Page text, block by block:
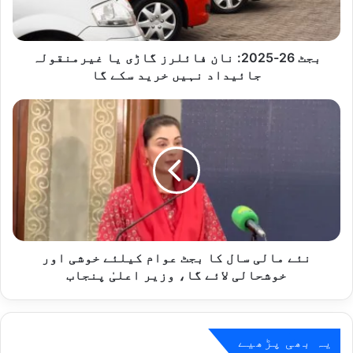
2
0
2
ا
گ
بجٹ 26-2025: نان فائلرز گاڑی یا غیرمنقولہ
جائیداد نہیں خرید سکے گا
ن
ا
نئے مالی سال کا بجٹ عوام کیلئے خوشی اور
خوشحالی لائے گا، وزیر اعلیٰ پنجاب
یہ بھی پڑھیے